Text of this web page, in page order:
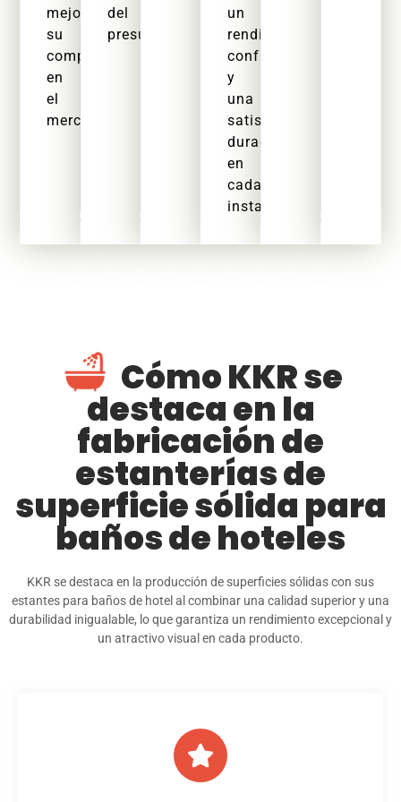
mejora
su
competitividad
en
el
mercado.
del
presupuesto.
un
rendimiento
confiable
y
una
satisfacción
duradera
en
cada
instalación.
Cómo KKR se
destaca en la
fabricación de
estanterías de
superficie sólida para
baños de hoteles
KKR se destaca en la producción de superficies sólidas con sus
estantes para baños de hotel al combinar una calidad superior y una
durabilidad inigualable, lo que garantiza un rendimiento excepcional y
un atractivo visual en cada producto.